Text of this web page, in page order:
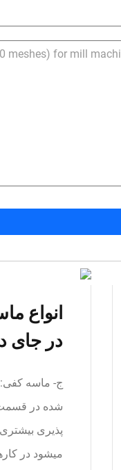
انواع
در جای
ج- ماسه کفی:
شده در قسمت
پذیری
میشود در